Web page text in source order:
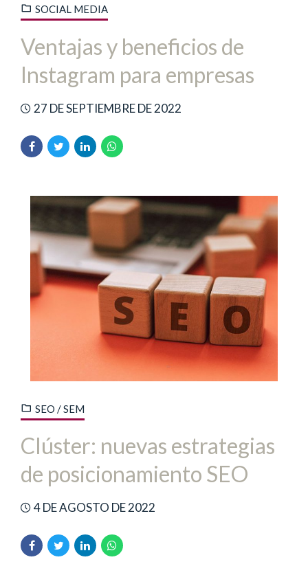
SOCIAL MEDIA
Ventajas y beneficios de
Instagram para empresas
27 DE SEPTIEMBRE DE 2022
SEO / SEM
Clúster: nuevas estrategias
de posicionamiento SEO
4 DE AGOSTO DE 2022